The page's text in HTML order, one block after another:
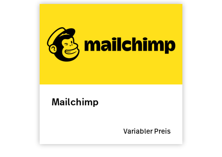
Mailchimp
Variabler Preis